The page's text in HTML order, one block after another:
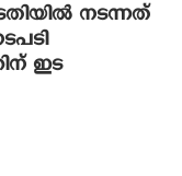
നടന്നത്
ഇട